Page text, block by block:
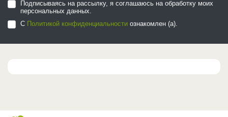
Подписываясь на рассылку, я соглашаюсь на обработку моих
персональных данных.
С Политикой конфиденциальности ознакомлен (а).